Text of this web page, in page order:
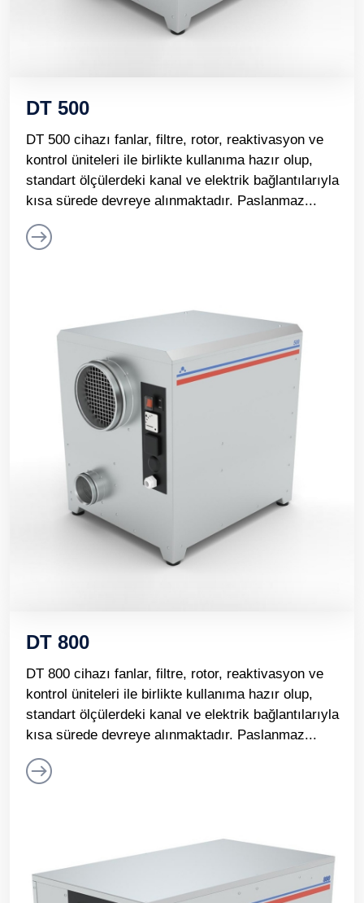
DT 500
DT 500 cihazı fanlar, filtre, rotor, reaktivasyon ve
kontrol üniteleri ile birlikte kullanıma hazır olup,
standart ölçülerdeki kanal ve elektrik bağlantılarıyla
kısa sürede devreye alınmaktadır. Paslanmaz...
DT 800
DT 800 cihazı fanlar, filtre, rotor, reaktivasyon ve
kontrol üniteleri ile birlikte kullanıma hazır olup,
standart ölçülerdeki kanal ve elektrik bağlantılarıyla
kısa sürede devreye alınmaktadır. Paslanmaz...